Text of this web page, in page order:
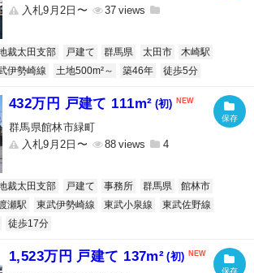
入札9月2日〜
37
裁太田支部 戸建て 群馬県 太田市
木崎駅
伊勢崎線 土地500m²～ 築46年 徒歩5分
432万円 戸建て 111m² (初)
群馬県館林市緑町
入札9月2日〜
88 4
裁太田支部 戸建て 事務所 群馬県
館林市
瀬駅 東武伊勢崎線 東武小泉線
東武佐野線
徒歩17分
1,523万円 戸建て 137m² (初)